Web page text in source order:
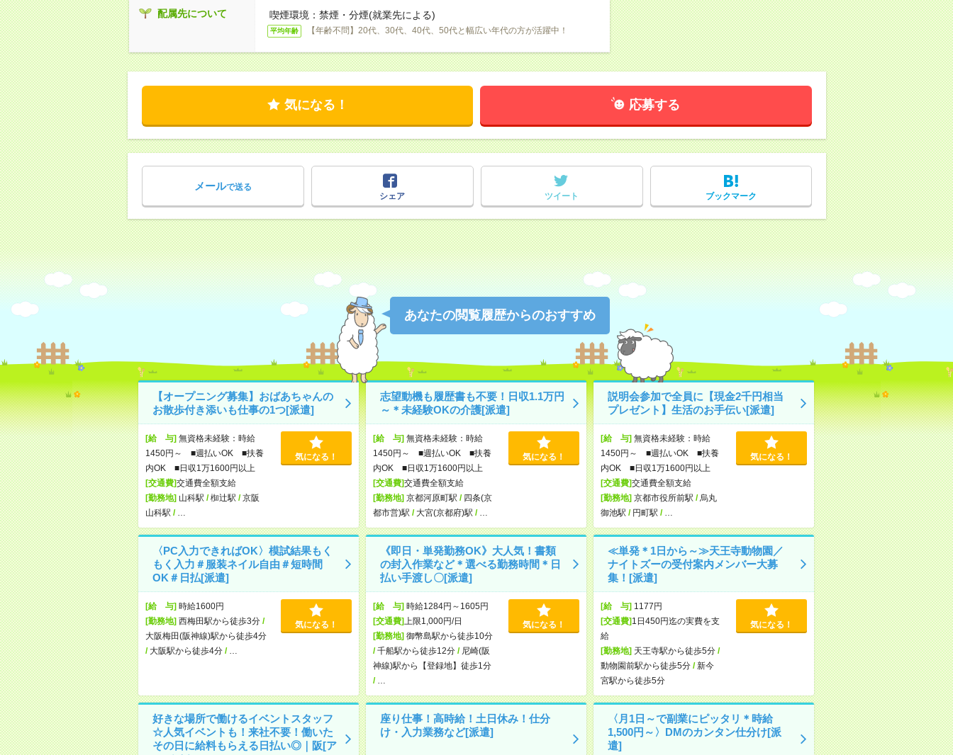
配属先について 喫煙環境：禁煙・分煙(就業先による)
平均年齢 【年齢不問】20代、30代、40代、50代と幅広い年代の方が活躍中！
気になる！ 応募する
メールで送る
シェア
ツイート ブックマーク
あなたの閲覧履歴からのおすすめ
【オープニング募集】おばあちゃんの
お散歩付き添いも仕事の1つ[派遣]
[給 与]無資格未経験：時給
1450円～ ■週払いOK ■扶養
内OK ■日収1万1600円以上
[交通費]交通費全額支給
[勤務地]山科駅 /椥辻駅 /京阪
山科駅 /
気になる！
志望動機も履歴書も不要！日収1.1万円
～＊未経験OKの介護[派遣]
[給 与]無資格未経験：時給
1450円～ ■週払いOK ■扶養
内OK ■日収1万1600円以上
[交通費]交通費全額支給
[勤務地]京都河原町駅 / 四条(京
都市営)駅 / 大宮(京都府)駅 /
気になる！
説明会参加で全員に【現金2千円相当
プレゼント】生活のお手伝い[派遣]
[給 与]無資格未経験：時給
1450円～ ■週払いOK ■扶養
内OK ■日収1万1600円以上
[交通費]交通費全額支給
[勤務地]京都市役所前駅 / 烏丸
御池駅 / 円町駅 /
気になる！
〈PC入力できればOK〉模試結果もく
もく入力＃服装ネイル自由＃短時間
OK＃日払[派遣]
[給 与]時給1600円
[勤務地]西梅田駅から徒歩3分/
大阪梅田(阪神線)駅から徒歩4分
/ 大阪駅から徒歩4分/
気になる！
《即日・単発勤務OK》大人気！書類
の封入作業など＊選べる勤務時間＊日
払い手渡し〇[派遣]
[給 与]時給1284円～1605円
[交通費]上限1,000円/日
[勤務地]御幣島駅から徒歩10分
/千船駅から徒歩12分/ 尼崎(阪
神線)駅から【登録地】徒歩1分
/
気になる！
≪単発＊1日から～≫天王寺動物園／
ナイトズーの受付案内メンバー大募
集！[派遣]
[給 与]1177円
[交通費]1日450円迄の実費を支
給
[勤務地]天王寺駅から徒歩5分/
動物園前駅から徒歩5分/新今
宮駅から徒歩5分
気になる！
好きな場所で働けるイベントスタッフ
☆人気イベントも！来社不要！働いた
その日に給料もらえる日払い◎｜阪[ア
座り仕事！高時給！土日休み！仕分
け・入力業務など[派遣]
〈月1日～で副業にピッタリ＊時給
1,500円～〉DMのカンタン仕分け[派
遣]